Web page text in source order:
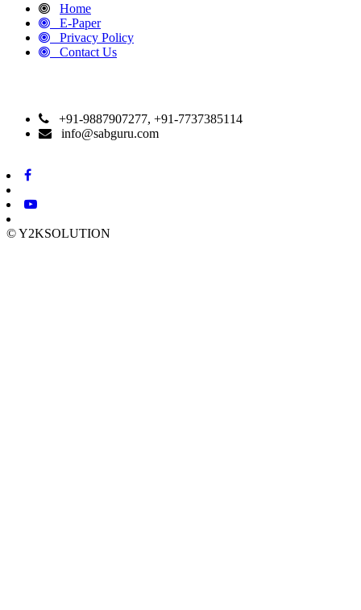
Home
E-Paper
Privacy Policy
Contact Us
+91-9887907277, +91-7737385114
info@sabguru.com
© Y2KSOLUTION